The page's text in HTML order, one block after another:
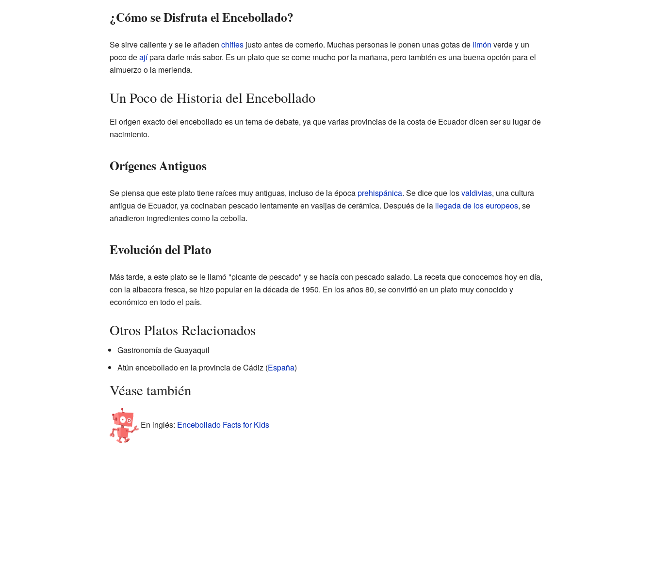
¿Cómo se Disfruta el Encebollado?
Se sirve caliente y se le añaden chiflesjusto antes de comerlo. Muchas personas le ponen unas gotas de limón verde y un
poco deajípara darle más sabor. Es un plato que se come mucho por la mañana, pero también es una buena opción para el
almuerzo o la merienda.
Un Poco de Historia del Encebollado
El origen exacto del encebollado es un tema de debate, ya que varias provincias de la costa de Ecuador dicen ser su lugar de
nacimiento.
Orígenes Antiguos
Se piensa que este plato tiene raíces muy antiguas, incluso de la épocaprehispánica. Se dice que losvaldivias, una cultura
antigua de Ecuador, ya cocinaban pescado lentamente en vasijas de cerámica. Después de la llegada de los europeos, se
añadieron ingredientes como la cebolla.
Evolución del Plato
Más tarde, a este plato se le llamó "picante de pescado" y se hacía con pescado salado. La receta que conocemos hoy en día,
con la albacora fresca, se hizo popular en la década de 1950. En los años 80, se convirtió en un plato muy conocido y
económico en todo el país.
Otros Platos Relacionados
Gastronomía de Guayaquil
Atún encebollado en la provincia de Cádiz (España)
Véase también
En inglés: Encebollado Facts for Kids